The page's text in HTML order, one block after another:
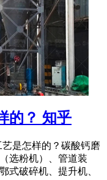
的？ 知乎
是怎样的？碳酸钙磨
选粉机）、管道装
式破碎机、提升机、